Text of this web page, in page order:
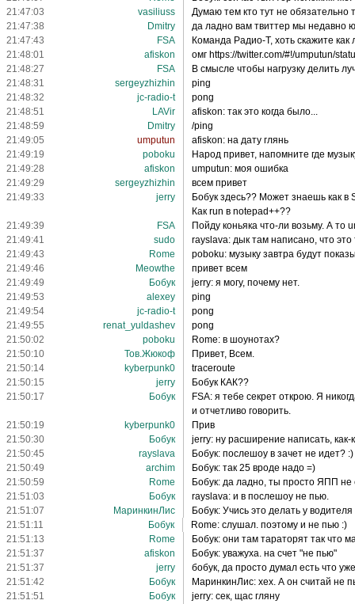
21:47:03
vasiliuss
Думаю тем кто тут не обязательно
21:47:38
Dmitry
да ладно вам твиттер мы недавно
21:47:43
FSA
Команда Радио-Т, хоть скажите
21:48:01
afiskon
омг https://twitter.com/#!/umputun/
21:48:27
FSA
В смысле чтобы нагрузку делить
21:48:31
sergeyzhizhin
ping
21:48:32
jc-radio-t
pong
21:48:51
LAVir
afiskon: так это когда было...
21:48:59
Dmitry
/ping
21:49:05
umputun
afiskon: на дату глянь
21:49:19
poboku
Народ привет, напомните где
21:49:28
afiskon
umputun: моя ошибка
21:49:29
sergeyzhizhin
всем привет
21:49:33
jerry
Бобук здесь?? Может знаешь как
Как run в notepad++??
21:49:39
FSA
Пойду коньяка что-ли возьму. А то
21:49:41
sudo
rayslava: дык там написано, что
21:49:43
Rome
poboku: музыку завтра будут
21:49:46
Meowthe
привет всем
21:49:49
Бобук
jerry: я могу, почему нет.
21:49:53
alexey
ping
21:49:54
jc-radio-t
pong
21:49:55
renat_yuldashev
pong
21:50:02
poboku
Rome: в шоунотах?
21:50:10
Тов.Жюкоф
Привет, Всем.
21:50:14
kyberpunk0
traceroute
21:50:15
jerry
Бобук КАК??
21:50:17
Бобук
FSA: я тебе секрет открою. Я
и отчетливо говорить.
21:50:19
kyberpunk0
Прив
21:50:30
Бобук
jerry: ну расширение написать, как-
21:50:45
rayslava
Бобук: послешоу в зачет не идет? :)
21:50:49
archim
Бобук: так 25 вроде надо =)
21:50:59
Rome
Бобук: да ладно, ты просто ЯПП не
21:51:03
Бобук
rayslava: и в послешоу не пью.
21:51:07
МаринкинЛис
Бобук: Учись это делать у
21:51:11
Бобук
Rome: слушал. поэтому и не пью :)
21:51:13
Rome
Бобук: они там тараторят так что
21:51:37
afiskon
Бобук: уважуха. на счет "не пью"
21:51:37
jerry
бобук, да просто думал есть что
21:51:42
Бобук
МаринкинЛис: хех. А он считай не
21:51:51
Бобук
jerry: сек, щас гляну